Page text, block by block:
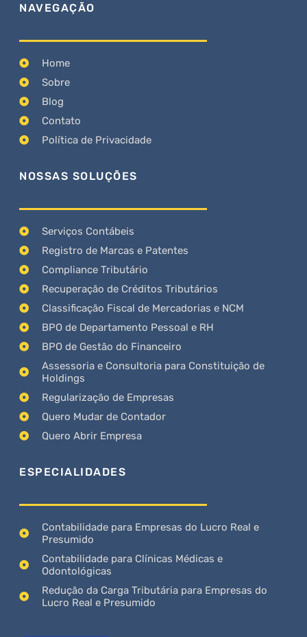
NAVEGAÇÃO
Home
Sobre
Blog
Contato
Política de Privacidade
NOSSAS SOLUÇÕES
Serviços Contábeis
Registro de Marcas e Patentes
Compliance Tributário
Recuperação de Créditos Tributários
Classificação Fiscal de Mercadorias e NCM
BPO de Departamento Pessoal e RH
BPO de Gestão do Financeiro
Assessoria e Consultoria para Constituição de
Holdings
Regularização de Empresas
Quero Mudar de Contador
Quero Abrir Empresa
ESPECIALIDADES
Contabilidade para Empresas do Lucro Real e
Presumido
Contabilidade para Clínicas Médicas e
Odontológicas
Redução da Carga Tributária para Empresas do
Lucro Real e Presumido